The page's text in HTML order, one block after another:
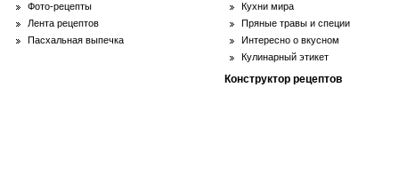
Фото-рецепты
Лента рецептов
Пасхальная выпечка
Кухни мира
Пряные травы и специи
Интересно о вкусном
Кулинарный этикет
Конструктор рецептов